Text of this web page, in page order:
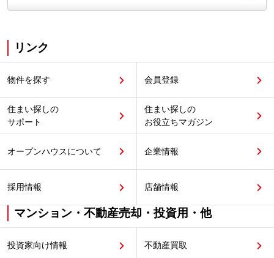
リンク
物件を探す 会員登録
住まい探しの
サポート
住まい探しの
お役立ちマガジン
オープンハウスについて 企業情報
採用情報 店舗情報
マンション・不動産売却・投資用・他
投資家向け情報 不動産買取